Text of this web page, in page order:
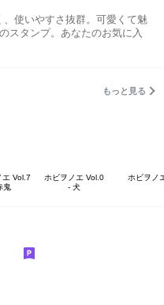
使いやすさ抜群。可愛くて魅
スタンプ。あなたのお気に入
もっと見る
エ Vol.7
鬼
ホビヲノエ Vol.0
- 犬
ホビヲノ